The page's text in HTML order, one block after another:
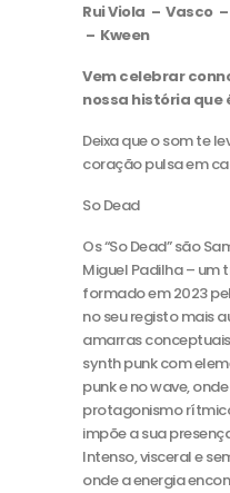
Rui Viola – Vasco
– Kween
Vem celebrar
nossa história
Deixa que o som te
coração pulsa em
So Dead
Os “So Dead” são
Miguel Padilha – um
formado em 2023
no seu registo mais
amarras
synth punk com
punk e no wave,
protagonismo
impõe a sua
Intenso, visceral e
onde a energia